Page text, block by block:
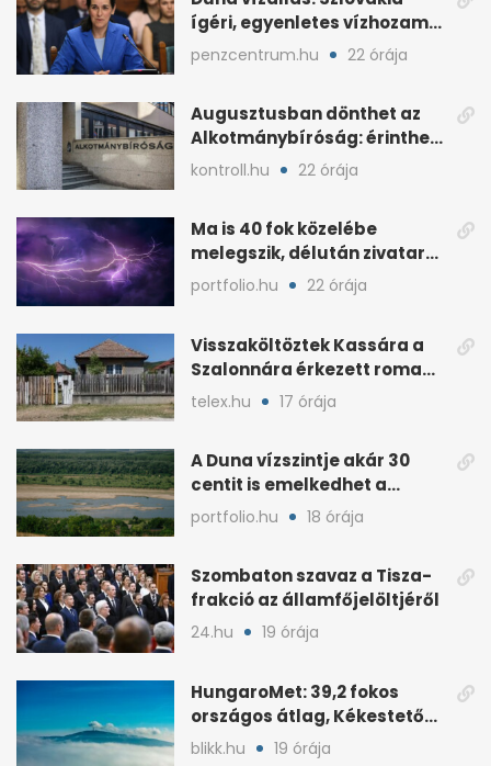
ígéri, egyenletes vízhozam
jön Magyarországra
penzcentrum.hu 22 órája
Augusztusban dönthet az
Alkotmánybíróság: érintheti
az uniós forrásokat
kontroll.hu 22 órája
Ma is 40 fok közelébe
melegszik, délután zivatar
és viharos szél jöhet
portfolio.hu 22 órája
Visszaköltöztek Kassára a
Szalonnára érkezett roma
családok
telex.hu 17 órája
A Duna vízszintje akár 30
centit is emelkedhet a
nyugati esők után
portfolio.hu 18 órája
Szombaton szavaz a Tisza-
frakció az államfőjelöltjéről
24.hu 19 órája
HungaroMet: 39,2 fokos
országos átlag, Kékestetőn
hajszál híján rekord
blikk.hu 19 órája